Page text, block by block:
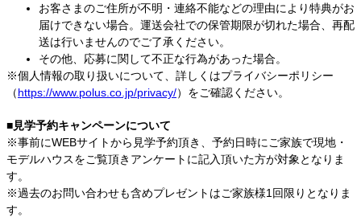
お客さまのご住所が不明・連絡不能などの理由により特典がお
届けできない場合。運送会社での保管期限が切れた場合、再配
送は行いませんのでご了承ください。
その他、応募に関して不正な行為があった場合。
※個人情報の取り扱いについて、詳しくはプライバシーポリシー
（https://www.polus.co.jp/privacy/）をご確認ください。
■見学予約キャンペーンについて
※事前にWEBサイトから見学予約頂き、予約日時にご家族で現地・
モデルハウスをご覧頂きアンケートに記入頂いた方が対象となりま
す。
※過去のお問い合わせも含めプレゼントはご家族様1回限りとなりま
す。